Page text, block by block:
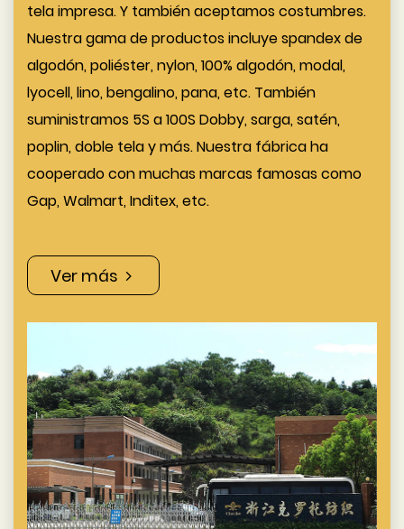
tela impresa. Y también aceptamos costumbres.
Nuestra gama de productos incluye spandex de
algodón, poliéster, nylon, 100% algodón, modal,
lyocell, lino, bengalino, pana, etc. También
suministramos 5S a 100S Dobby, sarga, satén,
poplin, doble tela y más. Nuestra fábrica ha
cooperado con muchas marcas famosas como
Gap, Walmart, Inditex, etc.
Ver más